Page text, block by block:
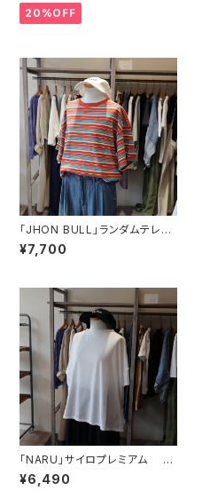
20%OFF
「JHON BULL」ランダムテレコ
ボックスＴシャツ
¥7,700
「NARU」サイロプレミアム ワ
イドTシャツ
¥6,490